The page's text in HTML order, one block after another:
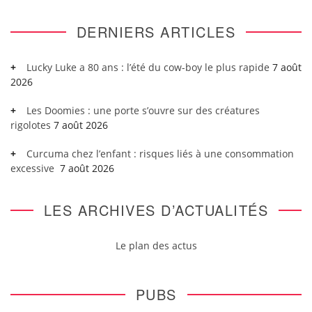
DERNIERS ARTICLES
Lucky Luke a 80 ans : l’été du cow-boy le plus rapide 7 août
2026
Les Doomies : une porte s’ouvre sur des créatures
rigolotes 7 août 2026
Curcuma chez l’enfant : risques liés à une consommation
excessive 7 août 2026
LES ARCHIVES D’ACTUALITÉS
Le plan des actus
PUBS